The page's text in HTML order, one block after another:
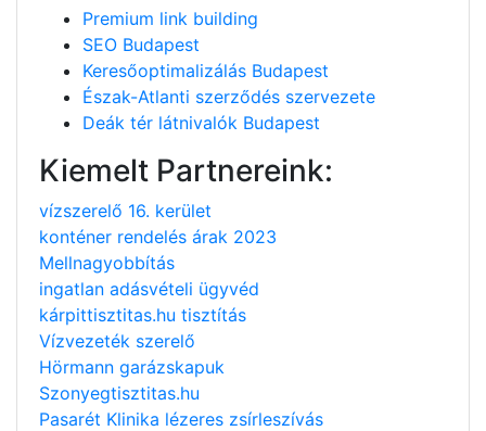
Premium link building
SEO Budapest
Keresőoptimalizálás Budapest
Észak-Atlanti szerződés szervezete
Deák tér látnivalók Budapest
Kiemelt Partnereink:
vízszerelő 16. kerület
konténer rendelés árak 2023
Mellnagyobbítás
ingatlan adásvételi ügyvéd
kárpittisztitas.hu tisztítás
Vízvezeték szerelő
Hörmann garázskapuk
Szonyegtisztitas.hu
Pasarét Klinika lézeres zsírleszívás